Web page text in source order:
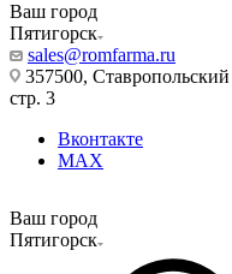
Ваш город
Пятигорск
sales@romfarma.ru
357500,
стр. 3
Вконтакте
MAX
Ваш город
Пятигорск